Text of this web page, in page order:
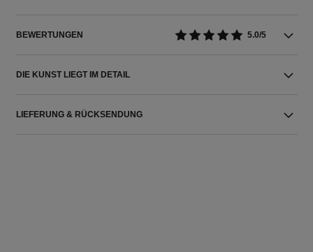
BEWERTUNGEN 5.0/5
DIE KUNST LIEGT IM DETAIL
LIEFERUNG & RÜCKSENDUNG